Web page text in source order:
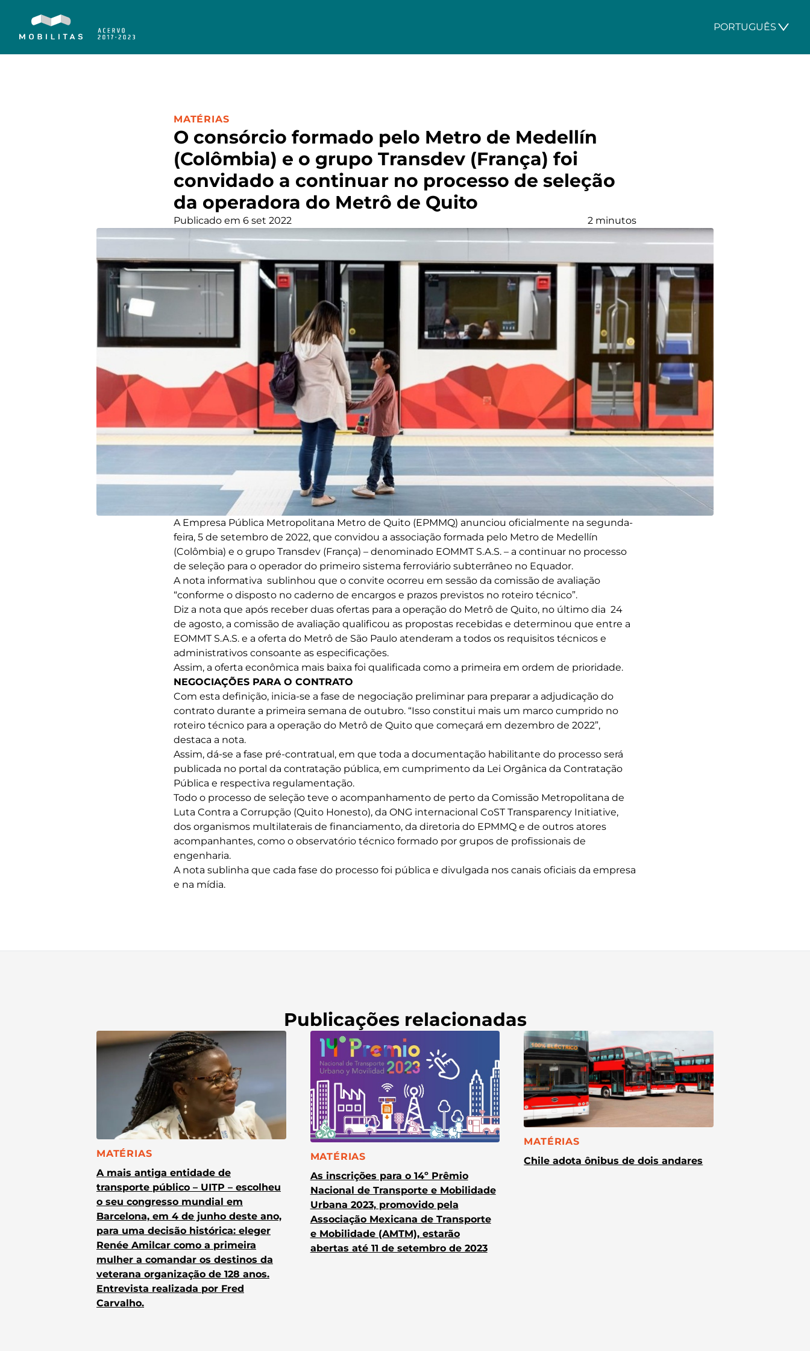
PORTUGUÊS
O consórcio formado pelo Metro de Medellín
(Colômbia) e o grupo Transdev (França) foi
convidado a continuar no processo de seleção
da operadora do Metrô de Quito
CATEGORIA:
MATÉRIAS
Publicado em 6 set 2022 2 minutos
A Empresa Pública Metropolitana Metro de Quito (EPMMQ) anunciou oficialmente na segunda-
feira, 5 de setembro de 2022, que convidou a associação formada pelo Metro de Medellín
(Colômbia) e o grupo Transdev (França) – denominado EOMMT S.A.S. – a continuar no processo
de seleção para o operador do primeiro sistema ferroviário subterrâneo no Equador.
A nota informativa sublinhou que o convite ocorreu em sessão da comissão de avaliação
“conforme o disposto no caderno de encargos e prazos previstos no roteiro técnico”.
Diz a nota que após receber duas ofertas para a operação do Metrô de Quito, no último dia 24
de agosto, a comissão de avaliação qualificou as propostas recebidas e determinou que entre a
EOMMT S.A.S. e a oferta do Metrô de São Paulo atenderam a todos os requisitos técnicos e
administrativos consoante as especificações.
Assim, a oferta econômica mais baixa foi qualificada como a primeira em ordem de prioridade.
NEGOCIAÇÕES PARA O CONTRATO
Com esta definição, inicia-se a fase de negociação preliminar para preparar a adjudicação do
contrato durante a primeira semana de outubro. “Isso constitui mais um marco cumprido no
roteiro técnico para a operação do Metrô de Quito que começará em dezembro de 2022”,
destaca a nota.
Assim, dá-se a fase pré-contratual, em que toda a documentação habilitante do processo será
publicada no portal da contratação pública, em cumprimento da Lei Orgânica da Contratação
Pública e respectiva regulamentação.
Todo o processo de seleção teve o acompanhamento de perto da Comissão Metropolitana de
Luta Contra a Corrupção (Quito Honesto), da ONG internacional CoST Transparency Initiative,
dos organismos multilaterais de financiamento, da diretoria do EPMMQ e de outros atores
acompanhantes, como o observatório técnico formado por grupos de profissionais de
engenharia.
A nota sublinha que cada fase do processo foi pública e divulgada nos canais oficiais da empresa
e na mídia.
Publicações relacionadas
CATEGORIA:
MATÉRIAS
A mais antiga entidade de
transporte público – UITP – escolheu
o seu congresso mundial em
Barcelona, em 4 de junho deste ano,
para uma decisão histórica: eleger
Renée Amilcar como a primeira
mulher a comandar os destinos da
veterana organização de 128 anos.
Entrevista realizada por Fred
Carvalho.
CATEGORIA:
MATÉRIAS
As inscrições para o 14º Prêmio
Nacional de Transporte e Mobilidade
Urbana 2023, promovido pela
Associação Mexicana de Transporte
e Mobilidade (AMTM), estarão
abertas até 11 de setembro de 2023
CATEGORIA:
MATÉRIAS
Chile adota ônibus de dois andares